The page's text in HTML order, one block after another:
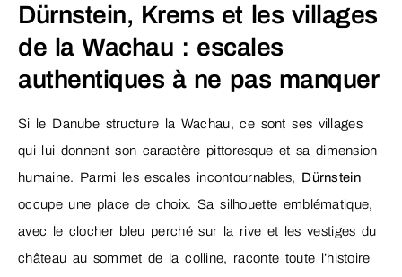
Dürnstein, Krems et les villages
de la Wachau : escales
authentiques à ne pas manquer
Si le Danube structure la Wachau, ce sont ses villages
qui lui donnent son caractère pittoresque et sa dimension
humaine. Parmi les escales incontournables, Dürnstein
occupe une place de choix. Sa silhouette emblématique,
avec le clocher bleu perché sur la rive et les vestiges du
château au sommet de la colline, raconte toute l’histoire